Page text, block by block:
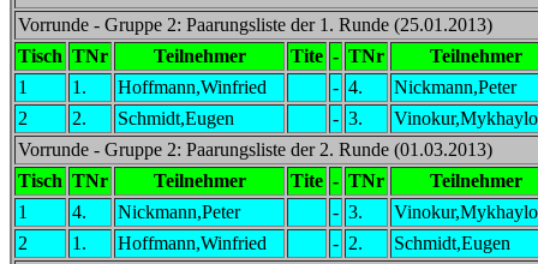
Vorrunde - Gruppe 2: Paarungsliste der 1. Runde (25.01.2013)
Tisch TNr Teilnehmer Tite - TNr
Teilnehmer
1
1. Hoffmann,Winfried - 4.
Nickmann,Peter
2
2. Schmidt,Eugen - 3.
Vinokur,Mykhaylo
Vorrunde - Gruppe 2: Paarungsliste der 2. Runde (01.03.2013)
Tisch TNr Teilnehmer Tite - TNr
Teilnehmer
1
4. Nickmann,Peter - 3.
Vinokur,Mykhaylo
2
1. Hoffmann,Winfried - 2.
Schmidt,Eugen